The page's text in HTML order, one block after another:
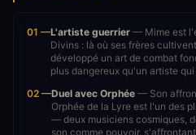
01 —L'artiste guerrier — Mime est
Divins : là où ses frères
développé un art de combat
plus dangereux qu'un artiste
02 —Duel avec Orphée — Son
Orphée de la Lyre est l'un des
— deux musiciens cosmiques,
son comme pouvoir,